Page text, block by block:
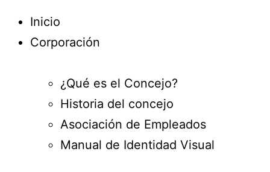
Inicio
Corporación
¿Qué es el Concejo?
Historia del concejo
Asociación de Empleados
Manual de Identidad Visual